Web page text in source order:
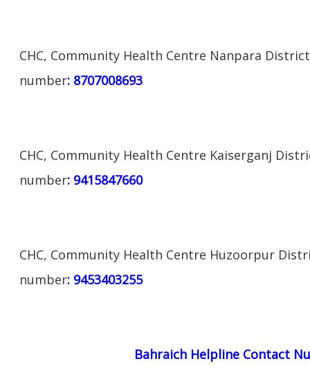
CHC, Community Health Centre Nanpara
number: 8707008693
CHC, Community Health Centre Kaiserganj
number: 9415847660
CHC, Community Health Centre Huzoorpur
number: 9453403255
Bahraich Helpline Contact